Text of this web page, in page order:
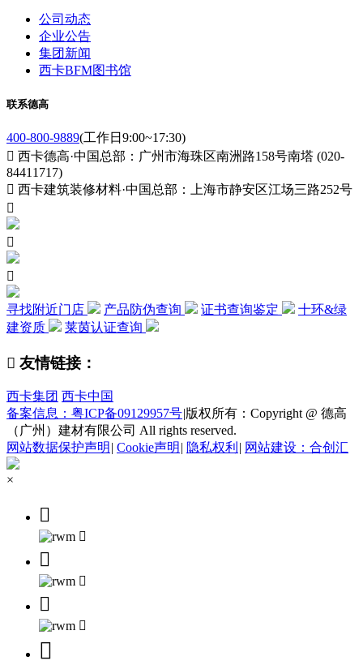
公司动态
企业公告
集团新闻
西卡BFM图书馆
联系德高
400-800-9889(工作日9:00~17:30)
 西卡德高·中国总部：广州市海珠区南洲路158号南塔 (020-
84411717)
 西卡建筑装修材料·中国总部：上海市静安区江场三路252号



寻找附近门店 产品防伪查询 证书查询鉴定
十环&绿
建资质
莱茵认证查询
 友情链接：
西卡集团 西卡中国
备案信息：粤ICP备09129957号|版权所有：Copyright @ 德高
（广州）建材有限公司 All rights reserved.
网站数据保护声明 | Cookie声明 | 隐私权利 | 网站建设：合创汇
×






